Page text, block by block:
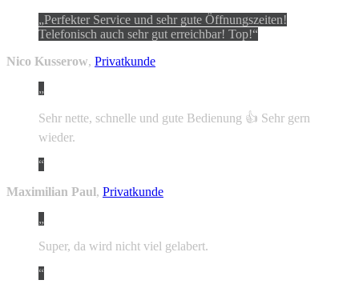
Perfekter Service und sehr gute Öffnungszeiten!
Telefonisch auch sehr gut erreichbar! Top!
Nico Kusserow, Privatkunde
Sehr nette, schnelle und gute Bedienung 👍 Sehr gern
wieder.
Maximilian Paul, Privatkunde
Super, da wird nicht viel gelabert.